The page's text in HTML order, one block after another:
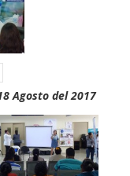
Agosto del 2017